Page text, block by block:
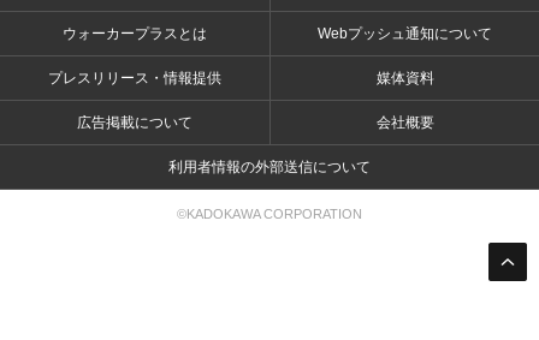
ウォーカープラスとは Webプッシュ通知について
プレスリリース・情報提供 媒体資料
広告掲載について 会社概要
利用者情報の外部送信について
©KADOKAWA CORPORATION